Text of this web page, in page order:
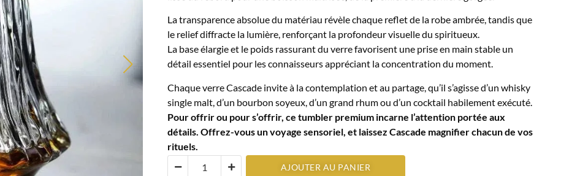
La transparence absolue du matériau révèle chaque reflet de la robe ambrée, tandis que
le relief diffracte la lumière, renforçant la profondeur visuelle du spiritueux.
La base élargie et le poids rassurant du verre favorisent une prise en main stable un
détail essentiel pour les connaisseurs appréciant la concentration du moment.
Chaque verre Cascade invite à la contemplation et au partage, qu’il s’agisse d’un whisky
single malt, d’un bourbon soyeux, d’un grand rhum ou d’un cocktail habilement exécuté.
Pour offrir ou pour s’offrir, ce tumbler premium incarne l’attention portée aux
détails. Offrez-vous un voyage sensoriel, et laissez Cascade magnifier chacun de vos
rituels.
AJOUTER AU PANIER